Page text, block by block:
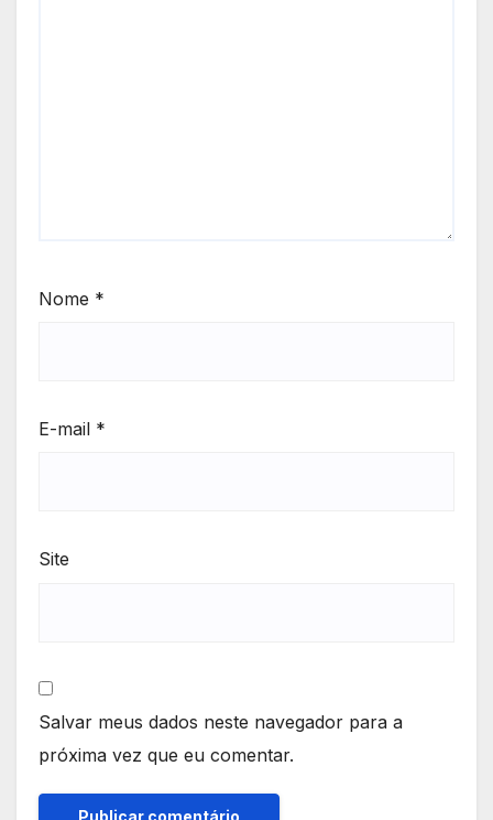
Nome *
E-mail *
Site
Salvar meus dados neste navegador para a
próxima vez que eu comentar.